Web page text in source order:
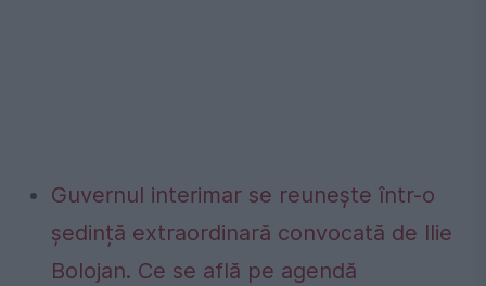
Guvernul interimar se reunește într-o
ședință extraordinară convocată de Ilie
Bolojan. Ce se află pe agendă